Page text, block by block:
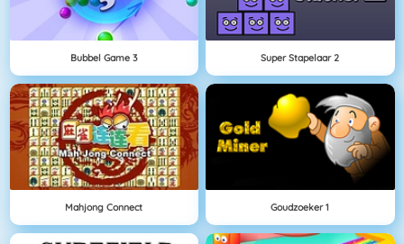
Bubbel Game 3 Super Stapelaar 2
Mahjong Connect Goudzoeker 1